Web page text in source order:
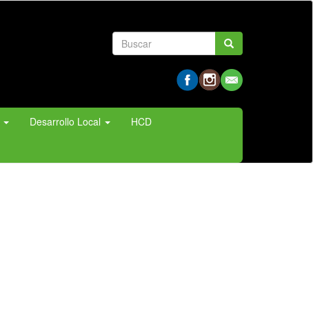
Formulario
búsqueda
Desarrollo Local
HCD